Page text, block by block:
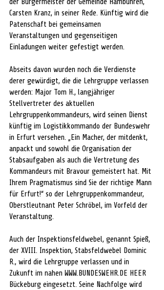
Carsten Kranz, in seiner Rede. Künftig wird die
Patenschaft bei gemeinsamen
Veranstaltungen und gegenseitigen
Einladungen weiter gefestigt werden.
Abseits davon wurden noch die Verdienste
derer gewürdigt, die die Lehrgruppe verlassen
werden: Major Tom H., langjähriger
Stellvertreter des aktuellen
Lehrgruppenkommandeurs, wird seinen Dienst
künftig im Logistikkommando der Bundeswehr
in Erfurt versehen. „Ein Macher, der mitdenkt,
anpackt und sowohl die Organisation der
Stabsaufgaben als auch die Vertretung des
Kommandeurs mit Bravour gemeistert hat. Mit
Ihrem Pragmatismus sind Sie der richtige Mann
für Erfurt!“ so der Lehrgruppenkommandeur,
Oberstleutnant Peter Schröbel, im Vorfeld der
Veranstaltung.
Auch der Inspektionsfeldwebel, genannt Spieß,
der XVIII. Inspektion, Stabsfeldwebel Dominic
R., wird die Lehrgruppe verlassen und in
Zukunft im nahen WWW.BUNDESWEHR.DE HEER
Bückeburg eingesetzt. Seine Nachfolge wird